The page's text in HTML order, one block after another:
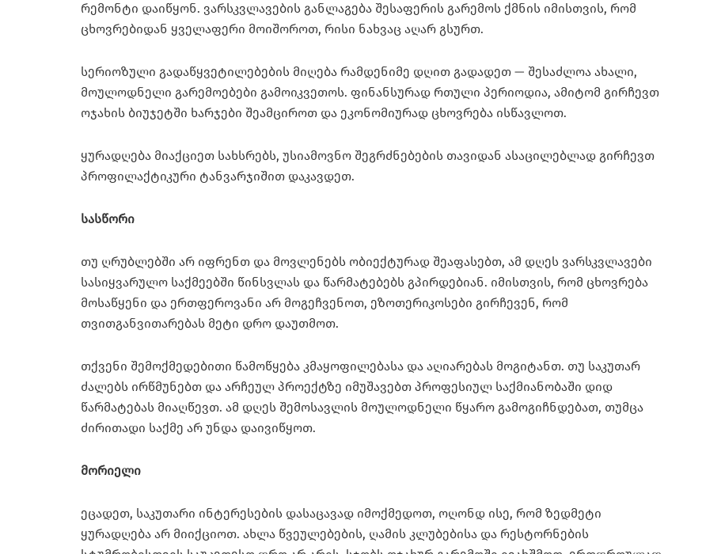
რემონტი დაიწყონ. ვარსკვლავების განლაგება შესაფერის გარემოს ქმნის იმისთვის, რომ
ცხოვრებიდან ყველაფერი მოიშოროთ, რისი ნახვაც აღარ გსურთ.
სერიოზული გადაწყვეტილებების მიღება რამდენიმე დღით გადადეთ — შესაძლოა ახალი,
მოულოდნელი გარემოებები გამოიკვეთოს. ფინანსურად რთული პერიოდია, ამიტომ გირჩევთ
ოჯახის ბიუჯეტში ხარჯები შეამციროთ და ეკონომიურად ცხოვრება ისწავლოთ.
ყურადღება მიაქციეთ სახსრებს, უსიამოვნო შეგრძნებების თავიდან ასაცილებლად გირჩევთ
პროფილაქტიკური ტანვარჯიშით დაკავდეთ.
სასწორი
თუ ღრუბლებში არ იფრენთ და მოვლენებს ობიექტურად შეაფასებთ, ამ დღეს ვარსკვლავები
სასიყვარულო საქმეებში წინსვლას და წარმატებებს გპირდებიან. იმისთვის, რომ ცხოვრება
მოსაწყენი და ერთფეროვანი არ მოგეჩვენოთ, ეზოთერიკოსები გირჩევენ, რომ
თვითგანვითარებას მეტი დრო დაუთმოთ.
თქვენი შემოქმედებითი წამოწყება კმაყოფილებასა და აღიარებას მოგიტანთ. თუ საკუთარ
ძალებს ირწმუნებთ და არჩეულ პროექტზე იმუშავებთ პროფესიულ საქმიანობაში დიდ
წარმატებას მიაღწევთ. ამ დღეს შემოსავლის მოულოდნელი წყარო გამოგიჩნდებათ, თუმცა
ძირითადი საქმე არ უნდა დაივიწყოთ.
მორიელი
ეცადეთ, საკუთარი ინტერესების დასაცავად იმოქმედოთ, ოღონდ ისე, რომ ზედმეტი
ყურადღება არ მიიქციოთ. ახლა წვეულებების, ღამის კლუბებისა და რესტორნების